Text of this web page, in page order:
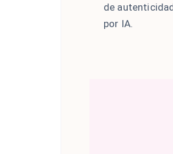
de
por IA.